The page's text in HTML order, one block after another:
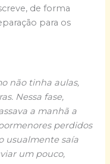
de forma
para os
não tinha aulas,
Nessa fase,
a manhã a
perdidos
usualmente saía
um pouco,